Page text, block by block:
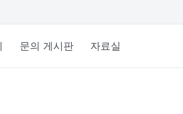
문의 게시판 자료실